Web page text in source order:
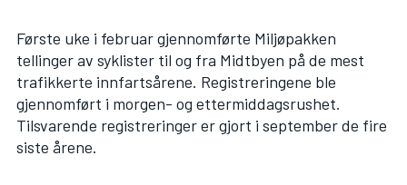
Første uke i februar gjennomførte Miljøpakken
tellinger av syklister til og fra Midtbyen på de mest
trafikkerte innfartsårene. Registreringene ble
gjennomført i morgen- og ettermiddagsrushet.
Tilsvarende registreringer er gjort i september de fire
siste årene.